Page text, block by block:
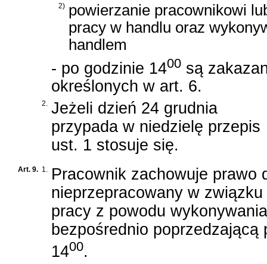
2) powierzanie pracownikowi
pracy w handlu oraz
handlem
- po godzinie 1400 są
określonych w art. 6.
2. Jeżeli dzień 24 grudnia
przypada w niedzielę przepis
ust. 1 stosuje się.
Art. 9. 1. Pracownik zachowuje prawo
nieprzepracowany w
pracy z powodu
bezpośrednio
1400.